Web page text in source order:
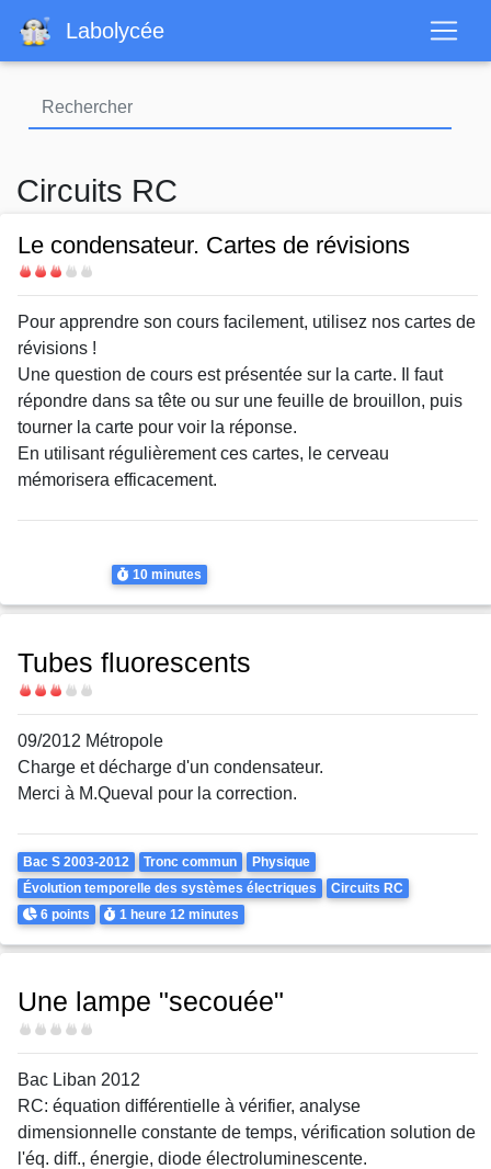
contenu
Labolycée
Circuits RC
Le condensateur. Cartes de révisions
Difficulté
Body
Pour apprendre son cours facilement, utilisez nos cartes de
révisions !
Une question de cours est présentée sur la carte. Il faut
répondre dans sa tête ou sur une feuille de brouillon, puis
tourner la carte pour voir la réponse.
En utilisant régulièrement ces cartes, le cerveau
mémorisera efficacement.
Durée
10 minutes
Tubes fluorescents
Difficulté
09/2012 Métropole
Charge et décharge d'un condensateur.
Merci à M.Queval pour la correction.
Theme
Bac S 2003-2012 Tronc commun
Physique
Évolution temporelle des systèmes électriques
Circuits RC
Points
6 points Durée
1 heure12 minutes
Une lampe "secouée"
Difficulté
Bac Liban 2012
RC: équation différentielle à vérifier, analyse
dimensionnelle constante de temps, vérification solution de
l'éq. diff., énergie, diode électroluminescente.